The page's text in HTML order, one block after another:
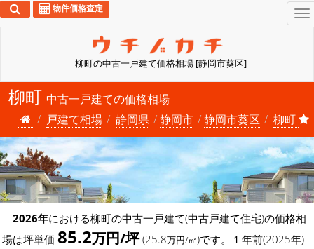
柳町の中古一戸建て価格相場 [静岡市葵区]
物件価格査定
柳町 中古一戸建ての価格相場
戸建て相場
静岡県 静岡市 静岡市葵区 柳町
2026年における柳町の中古一戸建て(中古戸建て住宅)の価格相
場は坪単価 85.2万円/坪(25.8万円/㎡)です。１年前(2025年)